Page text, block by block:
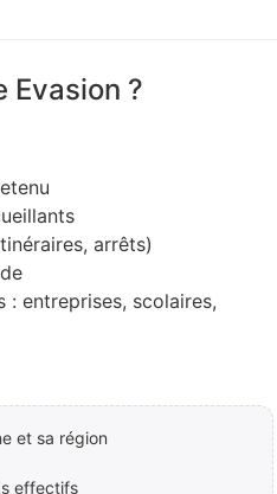
Evasion ?
arrêts)
: entreprises, scolaires,
et sa région
effectifs